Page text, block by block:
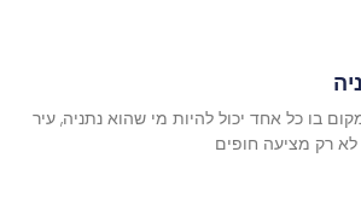
בו כל אחד יכול להיות מי שהוא נתניה, עיר
לא רק מציעה חופים